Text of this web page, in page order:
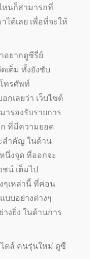
หนก็สามารถที่
ได้เลย เพื่อที่จะให้
อยากดูซีรี่ย์
เต็ม ทั้งยังซับ
ทรศัพท์
กเลยว่า เว็บไซต์
รองรับรายการ
ก ที่มีความยอด
สำคัญ ในด้าน
นึ่งจุด ที่ออกจะ
ชน์ เต็มไป
ๆเหล่านี้ ที่ค่อน
บบอย่างต่างๆ
งยิ่ง ในด้านการ
ไตล์ คนรุ่นใหม่ ดูซี